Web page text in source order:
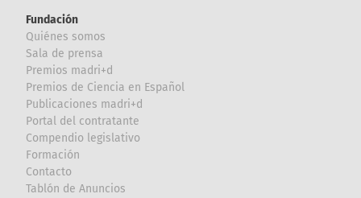
Fundación
Quiénes somos
Sala de prensa
Premios madri+d
Premios de Ciencia en Español
Publicaciones madri+d
Portal del contratante
Compendio legislativo
Formación
Contacto
Tablón de Anuncios